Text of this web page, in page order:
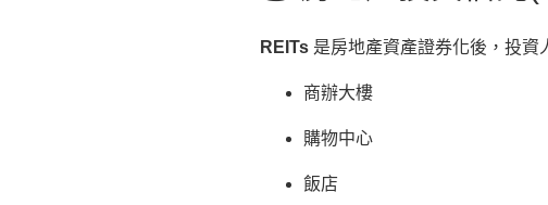
REITs 是房地產資產證券化後，投
商辦大樓
購物中心
飯店